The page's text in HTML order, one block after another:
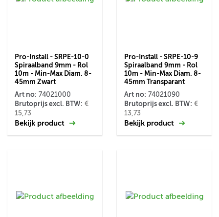
Pro-Install - SRPE-10-0
Spiraalband 9mm - Rol
10m - Min-Max Diam. 8-
45mm Zwart
Art no: 74021000
Brutoprijs excl. BTW: €
15,73
Bekijk product
Pro-Install - SRPE-10-9
Spiraalband 9mm - Rol
10m - Min-Max Diam. 8-
45mm Transparant
Art no: 74021090
Brutoprijs excl. BTW: €
13,73
Bekijk product